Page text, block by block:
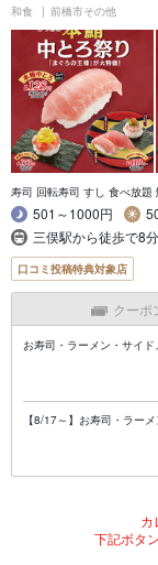
和食 前橋市その他
寿司 回転寿司 すし 食べ放題
501～1000円
三俣駅から徒歩で8
口コミ投稿特典対象店
クーポ
お寿司・ラーメン・サイ
【8/17～】お寿司・ラー
カ
下記ボタ